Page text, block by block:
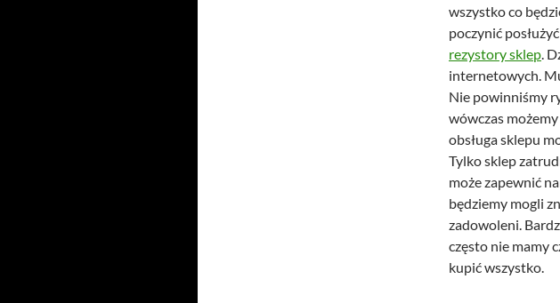
wszystko co
poczynić
rezystory sklep.
internetowych.
Nie powinniśmy
wówczas
obsługa sklepu
Tylko sklep
może zapewnić
będziemy mogli
zadowoleni.
często nie mamy
kupić wszystko.